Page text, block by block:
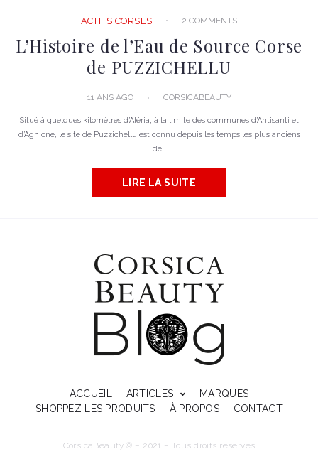
ACTIFS CORSES 2 COMMENTS
L’Histoire de l’Eau de Source Corse
de PUZZICHELLU
11 ANS AGO CORSICABEAUTY
Situé à quelques kilomètres d’Aléria, à la limite des communes d’Antisanti et
d’Aghione, le site de Puzzichellu est connu depuis les temps les plus anciens
de...
LIRE LA SUITE
ACCUEIL ARTICLES
MARQUES
SHOPPEZ LES PRODUITS
À PROPOS CONTACT
CorsicaBeauty © – 2021 – Tous droits réservés